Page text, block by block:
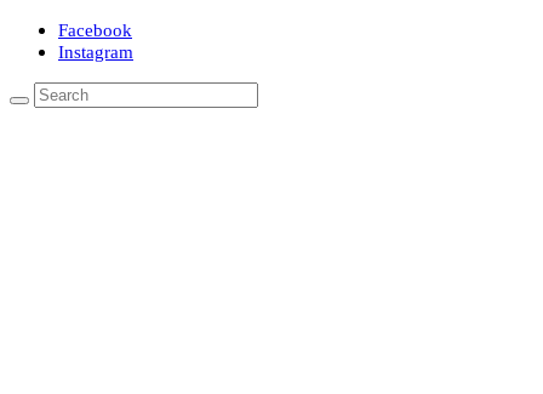
Facebook
Instagram